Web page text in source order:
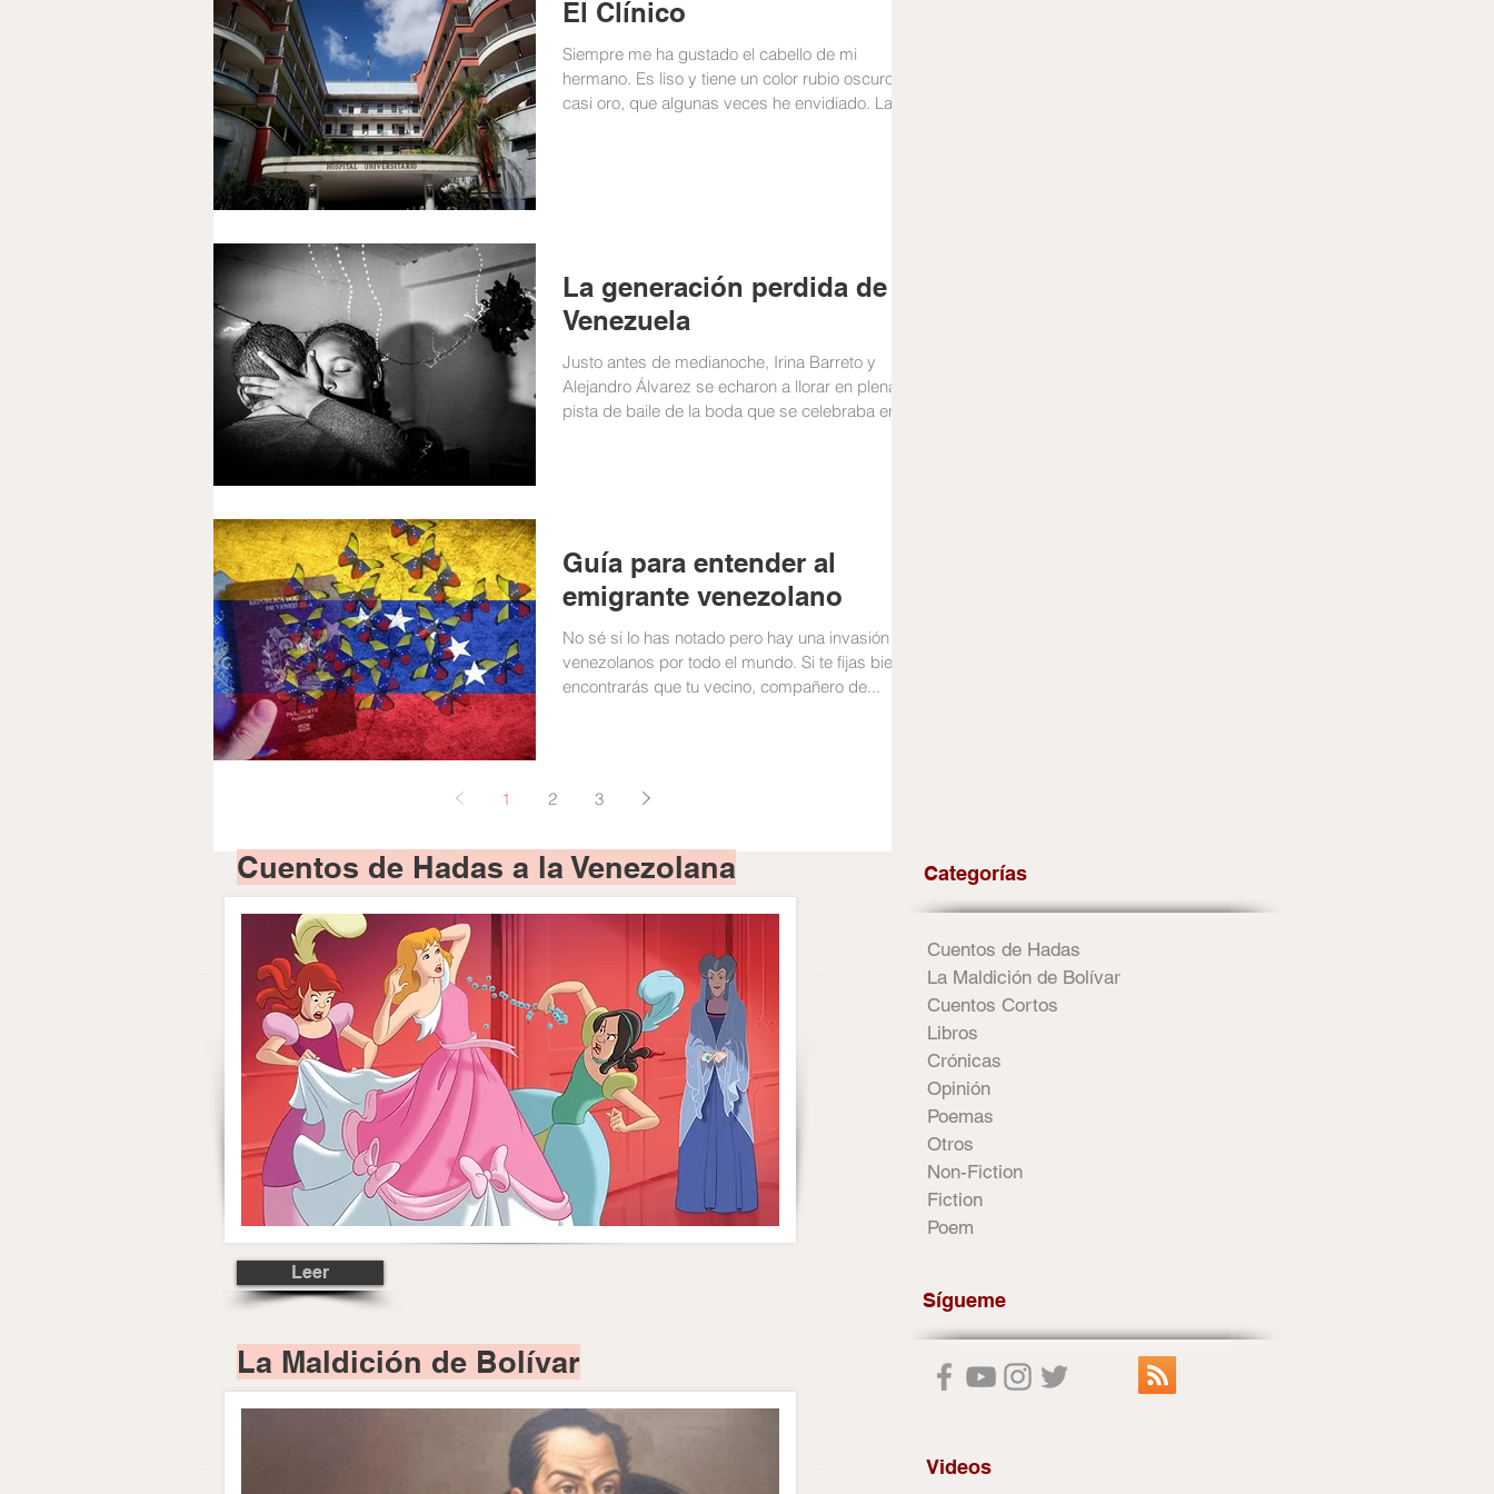
El Clínico
Siempre me ha gustado el cabello de mi
hermano. Es liso y tiene un color rubio oscuro,
casi oro, que algunas veces he envidiado. La...
La generación perdida de
Venezuela
Justo antes de medianoche, Irina Barreto y
Alejandro Álvarez se echaron a llorar en plena
pista de baile de la boda que se celebraba en...
Guía para entender al
emigrante venezolano
No sé si lo has notado pero hay una invasión de
venezolanos por todo el mundo. Si te fijas bien,
encontrarás que tu vecino, compañero de...
1 2 3
Categorías
Cuentos de Hadas
La Maldición de Bolívar
Cuentos Cortos
Libros
Crónicas
Opinión
Poemas
Otros
Non-Fiction
Fiction
Poem
Sígueme
Videos
Cuentos de Hadas a la Venezolana
Leer
La Maldición de Bolívar